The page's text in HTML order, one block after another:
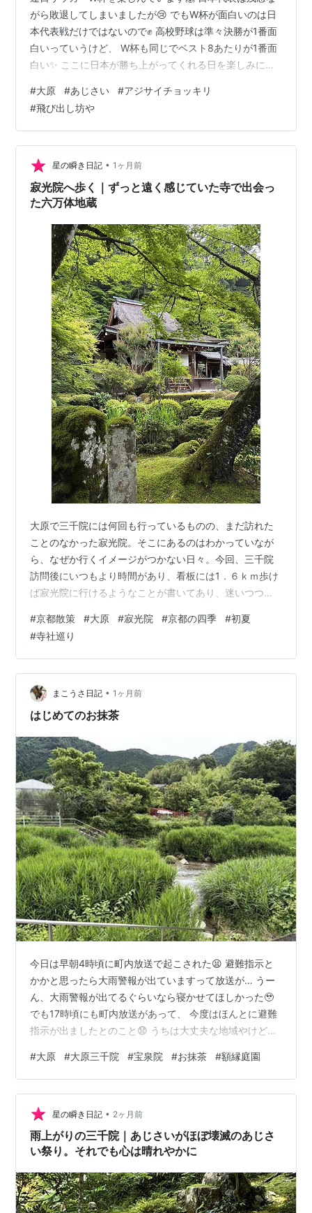
がら敗退してしまいましたが😢 でもW杯が面白いのは日
本代表戦だけではないので✊ 高校野球は準々決勝が1番面
白いっていうけど、 W杯も同じでベスト8あたりが1番面
白い✨ ここに日本が勝ち上がってくれる日を楽しみにし
が、 今回が最後です！なんとか6月中に書けてよかった
😂 大原三千院ではこの時期あじさい祭りが行われてるら
しいんやけど、 今年は中止となってしまったそうで…🥺
原因は「アジサイチョッキリ」の仕業だそうです😲 アジ
サイチョッキリとはゾウムシという種類の虫のあだ名
で、 卵を茎に産み付けたあと…
#大原 #あじさい #アジサイチョッキリ
#飛び出し坊や
星の瞬き日記 • 1ヶ月前
寂光院へ歩く｜ずっと遠く感じていた寺で出会っ
た六万体地蔵
大原で三千院には何回も行っているものの、まだ訪れた
ことのなかった寂光院。そこにあるのはわかっていなが
ら、なぜか行くイメージがつかない日々。今回、三千院
訪問後にいつもより時間があり、看板には1．６ｋｍ歩け
ば寂光院に行けるようなことが書いてあり、迷いつつも
た。 寂びの極み 大原寂光院 三千院から寂光院へ出発 三
千院にはいつも車で来ていますが、寂光院は道が狭く、
駐車場もほとんどなさそうなイメージがありましたの
で、近くまで来ていながら遠い感じがしてました。 しか
も名が『寂光院』ですから。そう簡単にはたどりつかせ
てもらえない最奥の聖地のような存在だったわ…
#京都散策 #大原 #寂光院 #京都の四季 #初夏
#寺社巡り
まこうさ日記 • 1ヶ月前
はじめてのお抹茶
今日は早朝4時頃に町内放送で起こされた😫 避難指示と
かかと思ったら大雨警報が出ていますって放送が… うー
ん、大雨警報が出てるぐらいなら寝かせてほしかった🥹
でも17時頃にも町内放送があって、 今度はほんとに避難
指示が出ましたとのこと😧 うちは大丈夫な地域やけど、
アでの散策のことを書こうと思います🙌 10時にお宿をチ
ェックアウトしてから、 とりあえず有名な大原三千院を
目指すことに！ 徒歩で約30分かかるとお宿の人が言って
ました🥹 簡単な地図をもらって歩き出したのはいいんや
けど、 早速道がわからなくなる😂 ちょうどおうちの前を
掃き掃除してた人がい…
#大原 #大原三千院 #宝泉院 #お抹茶 #額縁庭園
星の瞬き日記 • 2ヶ月前
雨上がりの三千院｜あじさいがほぼ壊滅のあじさ
い祭り。それでも心は晴れやかに